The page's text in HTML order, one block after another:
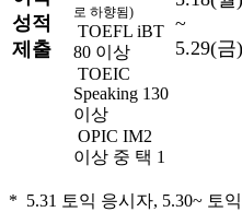
성적
제출
로 하향됨)
TOEFL iBT
80 이상
TOEIC
Speaking 130
이상
OPIC IM2
이상 중 택 1
~
5.29(금
* 5.31 토익 응시자, 5.30~ 토